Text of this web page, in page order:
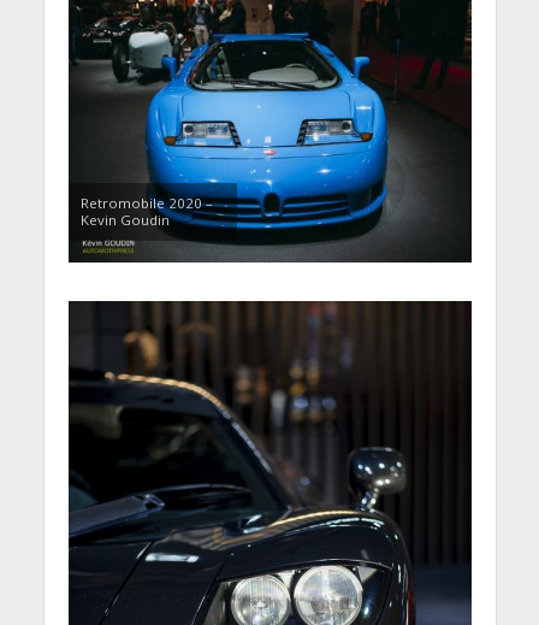
Retromobile 2020 –
Kevin Goudin